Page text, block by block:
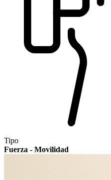
Tipo
Fuerza - Movilidad